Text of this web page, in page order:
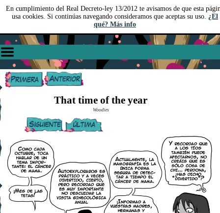
En cumplimiento del Real Decreto-ley 13/2012 te avisamos de que esta
usa cookies. Si continúas navegando consideramos que aceptas su uso. ¿El
qué? Más info
That time of the year
Woodies